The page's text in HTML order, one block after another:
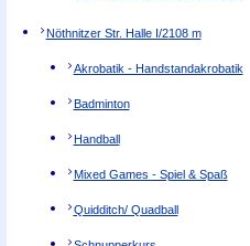
Nöthnitzer Str. Halle I/2108 m
Akrobatik - Handstandakrobatik
Badminton
Handball
Mixed Games - Spiel & Spaß
Quidditch/ Quadball